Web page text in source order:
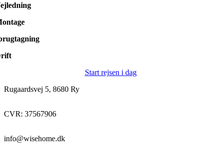
Start rejsen i dag
Rugaardsvej 5, 8680 Ry
CVR: 37567906
info@wisehome.dk